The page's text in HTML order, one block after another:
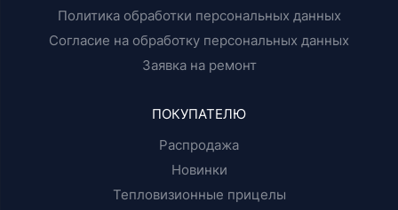
Политика обработки персональных данных
Согласие на обработку персональных данных
Заявка на ремонт
ПОКУПАТЕЛЮ
Распродажа
Новинки
Тепловизионные прицелы